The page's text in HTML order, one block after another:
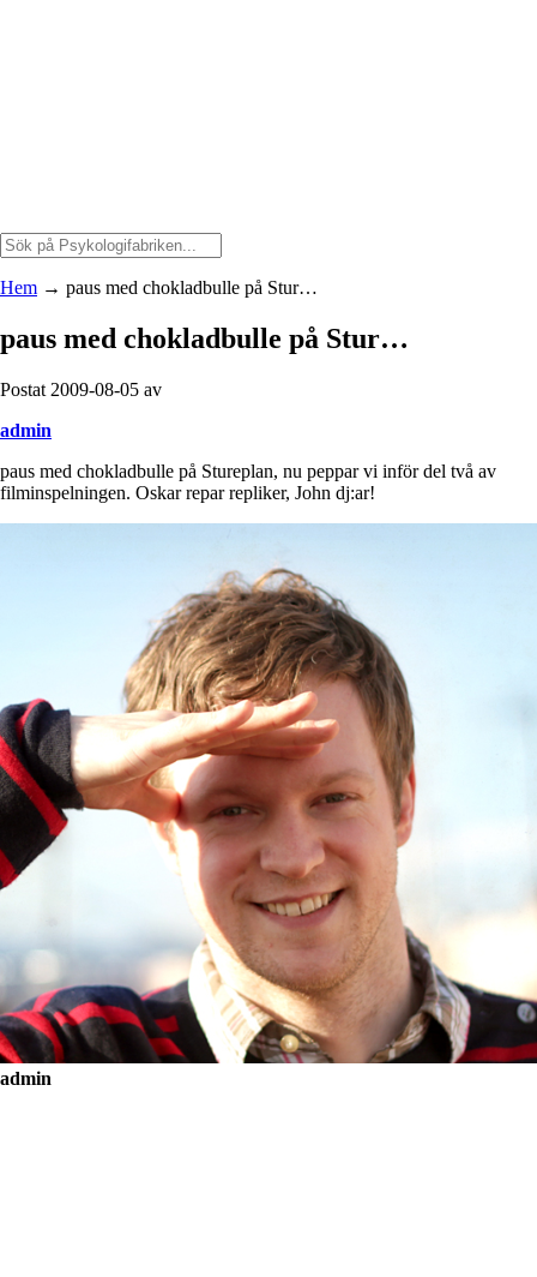
Hem → paus med chokladbulle på Stur…
paus med chokladbulle på Stur…
Postat 2009-08-05 av
admin
paus med chokladbulle på Stureplan, nu peppar vi inför del två av
filminspelningen. Oskar repar repliker, John dj:ar!
admin